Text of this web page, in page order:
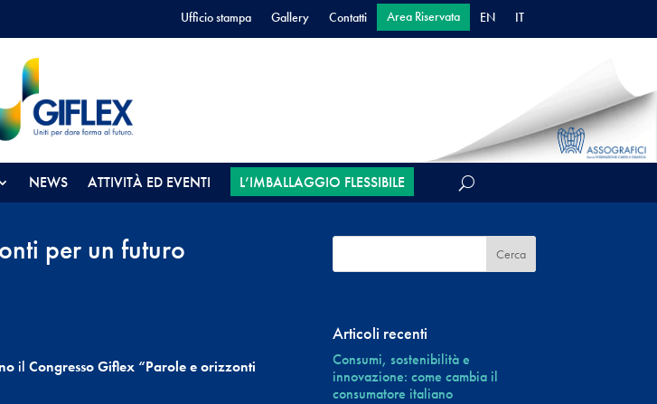
Ufficio stampa Gallery Contatti Area Riservata EN IT
NEWS ATTIVITÀ ED EVENTI L’IMBALLAGGIO FLESSIBILE
per un futuro
ilCongresso Giflex “Parole e orizzonti
Articoli recenti
Consumi, sostenibilità e
innovazione: come cambia il
consumatore italiano